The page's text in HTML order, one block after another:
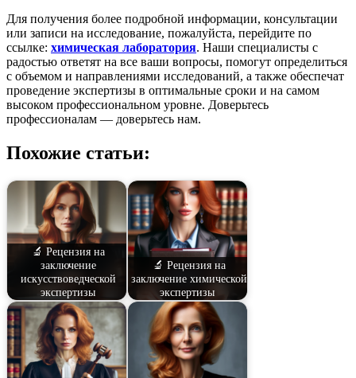
Для получения более подробной информации, консультации
или записи на исследование, пожалуйста, перейдите по
ссылке: химическая лаборатория. Наши специалисты с
радостью ответят на все ваши вопросы, помогут определиться
с объемом и направлениями исследований, а также обеспечат
проведение экспертизы в оптимальные сроки и на самом
высоком профессиональном уровне. Доверьтесь
профессионалам — доверьтесь нам.
Похожие статьи:
🔬 Рецензия на
заключение
искусствоведческой
экспертизы
🔬 Рецензия на
заключение химической
экспертизы